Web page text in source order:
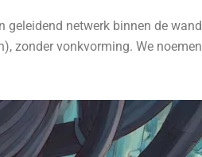
geleidend netwerk binnen de
zonder vonkvorming. We